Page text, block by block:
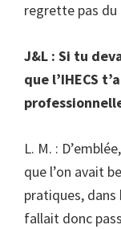
regrette pas
J&L : Si tu
que l’IHECS
L. M. :
que l’on avait
pratiques,
fallait donc